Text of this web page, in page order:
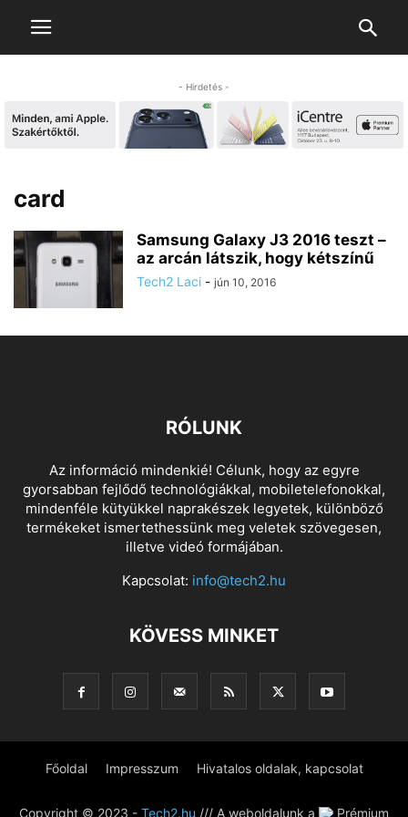
- Hirdetés -
card
Samsung Galaxy J3 2016 teszt –
az arcán látszik, hogy kétszínű
Tech2 Laci - jún 10, 2016
RÓLUNK
Az információ mindenkié! Célunk, hogy az egyre
gyorsabban fejlődő technológiákkal, mobiletelefonokkal,
mindenféle kütyükkel naprakészek legyetek, különböző
termékeket ismertethessünk meg veletek szövegesen,
illetve videó formájában.
Kapcsolat: info@tech2.hu
KÖVESS MINKET
Főoldal Impresszum Hivatalos oldalak, kapcsolat
Copyright © 2023 - Tech2.hu /// A weboldalunk a Prémium